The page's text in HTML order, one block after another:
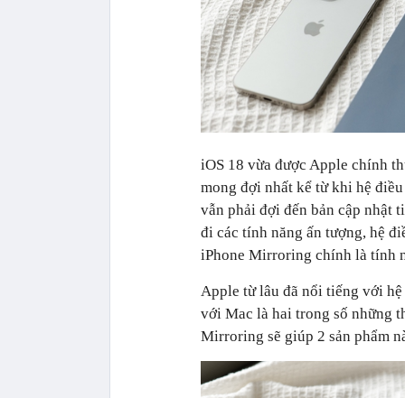
iOS 18 vừa được Apple chính
mong đợi nhất kể từ khi hệ
vẫn phải đợi đến bản cập nhật
đi các tính năng ấn tượng, hệ
iPhone Mirroring chính là tính
Apple từ lâu đã nổi tiếng với
với Mac là hai trong số những
Mirroring sẽ giúp 2 sản phẩm